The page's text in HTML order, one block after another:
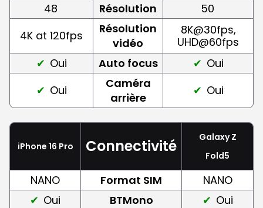
48
Résolution
50
4K at 120fps
Résolution
vidéo
8K@30fps,
UHD@60fps
Oui
Auto focus
Oui
Oui
Caméra
arrière
Oui
iPhone 16 Pro Connectivité
Galaxy Z
Fold5
NANO Format SIM
NANO
Oui
BTMono
Oui